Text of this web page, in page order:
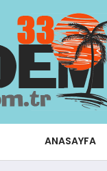
ANASAYFA